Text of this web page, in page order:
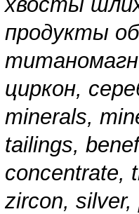
продукты
циркон,
minerals,
tailings,
concentrate,
zircon, silver,